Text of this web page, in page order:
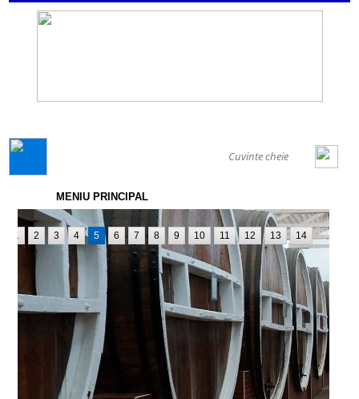
MENIU PRINCIPAL
1 2 3 4 5 6 7 8 9 10 11 12 13 14